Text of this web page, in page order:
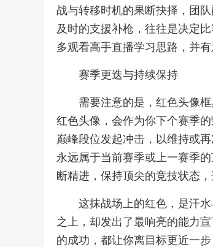
战与转移时机的果断抉择，团
及时的支援补枪，往往是决定
多观看高手直播学习思路，并
赛季更迭与持续保持
需要注意的是，红色头像
红色头像，会作为你下个赛季
巅峰段位发起冲击，以维持或
永远属于当前赛季或上一赛季
断精进，保持顶尖的竞技状态
这抹战场上的红色，是汗
之上，却发出了最响亮的能力
的成功，都让你离目标更近一